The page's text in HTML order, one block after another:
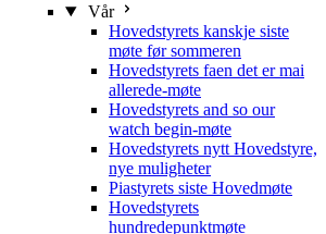
Vår
Hovedstyrets kanskje siste
møte før sommeren
Hovedstyrets faen det er mai
allerede-møte
Hovedstyrets and so our
watch begin-møte
Hovedstyrets nytt Hovedstyre,
nye muligheter
Piastyrets siste Hovedmøte
Hovedstyrets
hundredepunktmøte